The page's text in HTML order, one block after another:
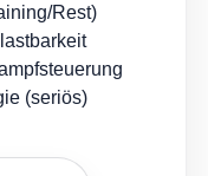
Rest)
(seriös)